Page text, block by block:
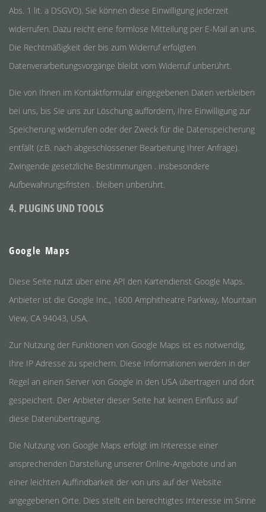
Abs. 1 lit. a DSGVO). Sie können diese Einwilligung jederzeit
widerrufen. Dazu reicht eine formlose Mitteilung per E-Mail an uns.
Die Rechtmäßigkeit der bis zum Widerruf erfolgten
Datenverarbeitungsvorgänge bleibt vom Widerruf unberührt.
Die von Ihnen im Kontaktformular eingegebenen Daten verbleiben
bei uns, bis Sie uns zur Löschung auffordern, Ihre Einwilligung zur
Speicherung widerrufen oder der Zweck für die Datenspeicherung
entfällt (z.B. nach abgeschlossener Bearbeitung Ihrer Anfrage).
Zwingende gesetzliche Bestimmungen . insbesondere
Aufbewahrungsfristen . bleiben unberührt.
4. PLUGINS UND TOOLS
Google Maps
Diese Seite nutzt über eine API den Kartendienst Google Maps.
Anbieter ist die Google Inc., 1600 Amphitheatre Parkway, Mountain
View, CA 94043, USA.
Zur Nutzung der Funktionen von Google Maps ist es notwendig,
Ihre IP Adresse zu speichern. Diese Informationen werden in der
Regel an einen Server von Google in den USA übertragen und dort
gespeichert. Der Anbieter dieser Seite hat keinen Einfluss auf
diese Datenübertragung.
Die Nutzung von Google Maps erfolgt im Interesse einer
ansprechenden Darstellung unserer Online-Angebote und an
einer leichten Auffindbarkeit der von uns auf der Website
angegebenen Orte. Dies stellt ein berechtigtes Interesse im Sinne